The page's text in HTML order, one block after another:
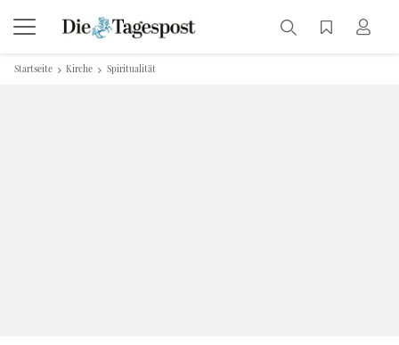
Startseite Kirche Spiritualität